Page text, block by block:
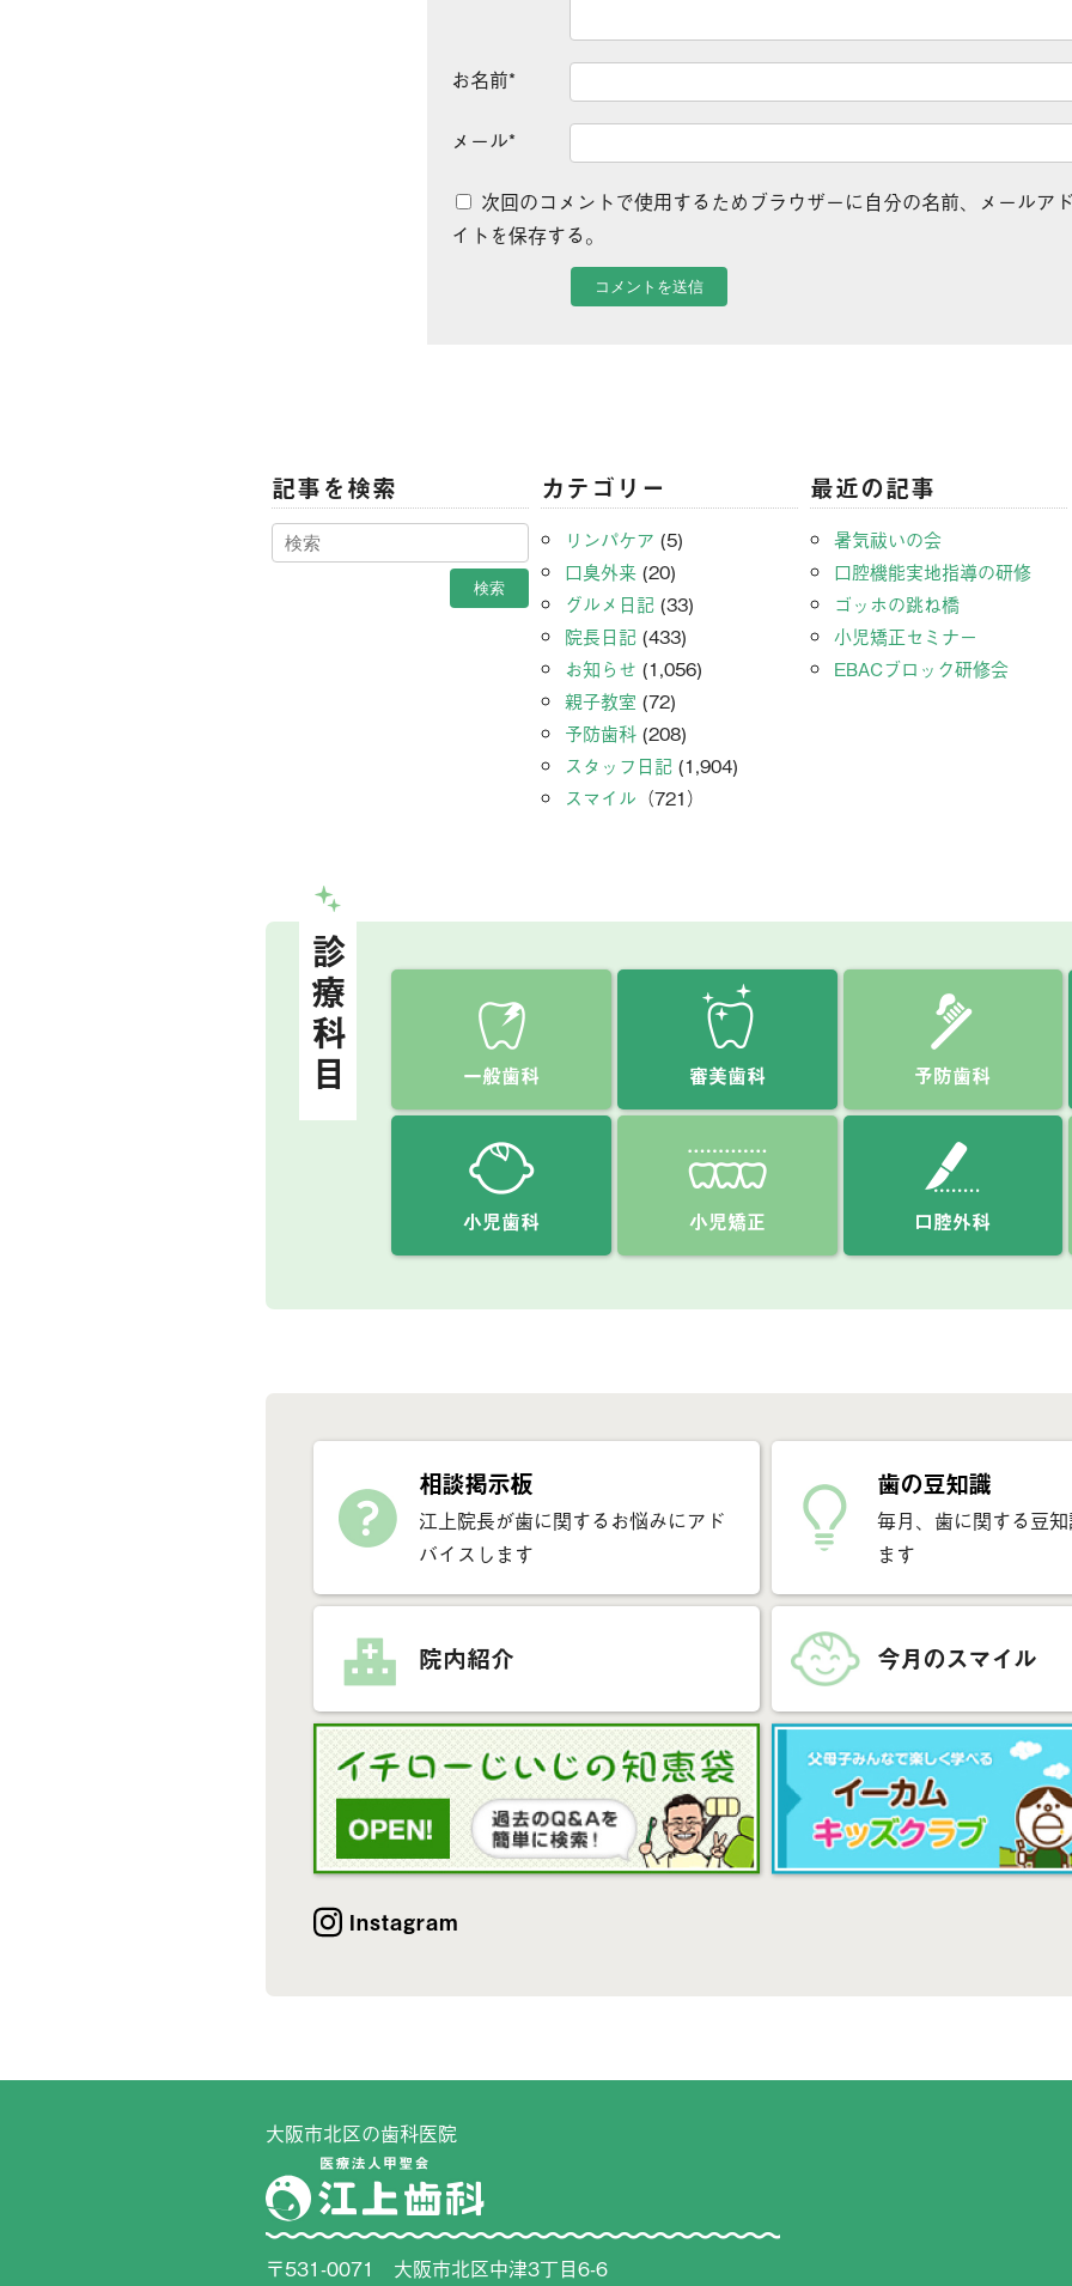
お名前*
メール*
次回のコメントで使用するためブラウザーに自分の名前、メールア
イトを保存する。
記事を検索 カテゴリー
リンパケア (5)
口臭外来 (20)
グルメ日記 (33)
院長日記 (433)
お知らせ (1,056)
親子教室 (72)
予防歯科 (208)
スタッフ日記 (1,904)
スマイル （721）
最近の記事
暑気祓いの会
口腔機能実地指導の研修
ゴッホの跳ね橋
小児矯正セミナー
EBACブロック研修会
診療科目 一般歯科 審美歯科 予防歯科
小児歯科 小児矯正 口腔外科
相談掲示板
江上院長が歯に関するお悩みにアド
バイスします
歯の豆知識
毎月、歯に関する豆
ます
院内紹介 今月のスマイル
Instagram
大阪市北区の歯科医院
〒531-0071 大阪市北区中津3丁目6-6